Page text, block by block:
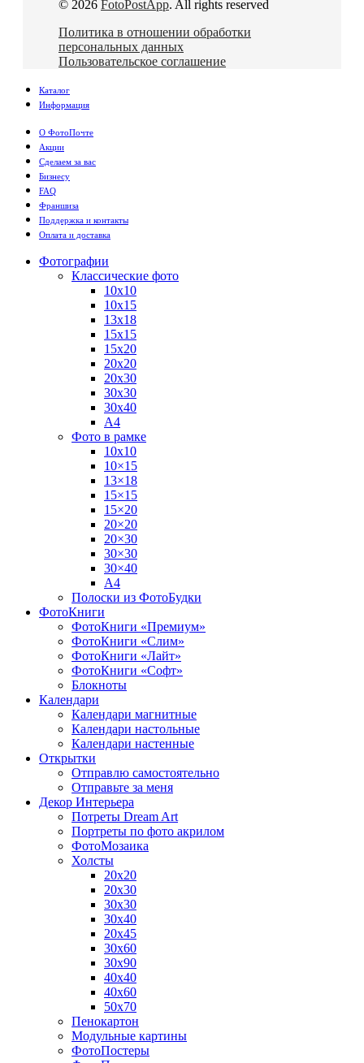
© 2026 FotoPostApp. All rights reserved
Политика в отношении обработки
персональных данных
Пользовательское соглашение
Каталог
Информация
О ФотоПочте
Акции
Сделаем за вас
Бизнесу
FAQ
Франшиза
Поддержка и контакты
Оплата и доставка
Фотографии
Классические фото
10х10
10х15
13х18
15х15
15х20
20х20
20х30
30х30
30х40
А4
Фото в рамке
10х10
10×15
13×18
15×15
15×20
20×20
20×30
30×30
30×40
A4
Полоски из ФотоБудки
ФотоКниги
ФотоКниги «Премиум»
ФотоКниги «Слим»
ФотоКниги «Лайт»
ФотоКниги «Софт»
Блокноты
Календари
Календари магнитные
Календари настольные
Календари настенные
Открытки
Отправлю самостоятельно
Отправьте за меня
Декор Интерьера
Потреты Dream Art
Портреты по фото акрилом
ФотоМозаика
Холсты
20х20
20х30
30х30
30х40
20х45
30х60
30х90
40х40
40х60
50х70
Пенокартон
Модульные картины
ФотоПостеры